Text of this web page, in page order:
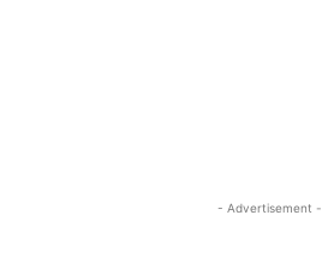
- Advertisement -